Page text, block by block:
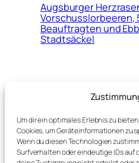
Um dir ein optimales Erlebnis zu
Cookies, um Geräteinformationen zu
Wenn du diesen Technologien
Surfverhalten oder eindeutige IDs auf
Augsburger
Vorschusslorbeeren,
Beauftragten und
Stadtsäckel
Neuer Top-Job für
beim
Fussballverband (SFV)